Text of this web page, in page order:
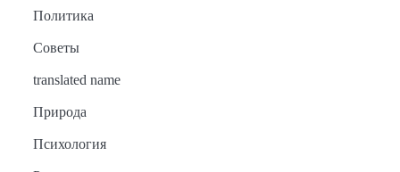
Политика
Советы
translated name
Природа
Психология